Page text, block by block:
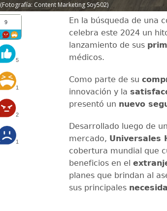
(Fotografía: Content Marketing Soy502)
9
5
1
2
1
En la búsqueda de una
celebra este 2024 un
lanzamiento de sus
médicos.
Como parte de su
innovación y la
presentó un nuevo
Desarrollado luego de
mercado, Universales
cobertura mundial que
beneficios en el
planes que brindan al
sus principales